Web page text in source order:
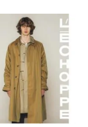
ド図鑑
JOURNAL
#AH.H
#MOVIE